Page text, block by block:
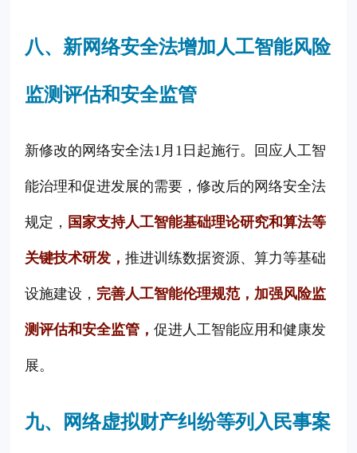
八、新网络安全法增加人工智能风险
监测评估和安全监管
新修改的网络安全法1月1日起施行。回应人工智
能治理和促进发展的需要，修改后的网络安全法
规定， 国家支持人工智能基础理论研究和算法等
关键技术研发，推进训练数据资源、算力等基础
设施建设， 完善人工智能伦理规范，加强风险监
测评估和安全监管，促进人工智能应用和健康发
展。
九、网络虚拟财产纠纷等列入民事案